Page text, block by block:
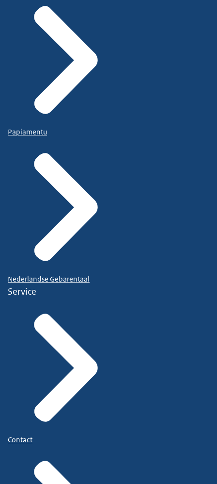
Papiamentu
Nederlandse Gebarentaal
Service
Contact